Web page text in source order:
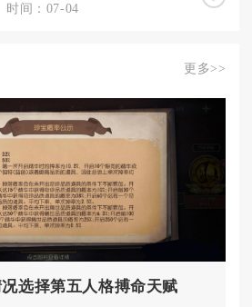
时间：07-04
更多>>
选择第五人格搏命天赋